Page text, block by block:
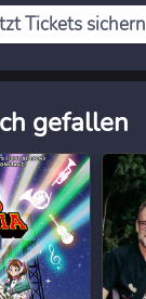
Tickets sichern
gefallen